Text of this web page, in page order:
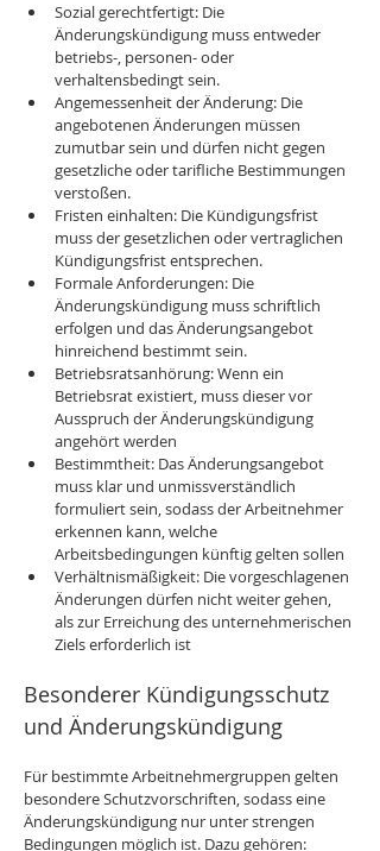
Sozial gerechtfertigt: Die
Änderungskündigung muss entweder
betriebs-, personen- oder
verhaltensbedingt sein.
Angemessenheit der Änderung: Die
angebotenen Änderungen müssen
zumutbar sein und dürfen nicht gegen
gesetzliche oder tarifliche Bestimmungen
verstoßen.
Fristen einhalten: Die Kündigungsfrist
muss der gesetzlichen oder vertraglichen
Kündigungsfrist entsprechen.
Formale Anforderungen: Die
Änderungskündigung muss schriftlich
erfolgen und das Änderungsangebot
hinreichend bestimmt sein.
Betriebsratsanhörung: Wenn ein
Betriebsrat existiert, muss dieser vor
Ausspruch der Änderungskündigung
angehört werden
Bestimmtheit: Das Änderungsangebot
muss klar und unmissverständlich
formuliert sein, sodass der Arbeitnehmer
erkennen kann, welche
Arbeitsbedingungen künftig gelten sollen
Verhältnismäßigkeit: Die vorgeschlagenen
Änderungen dürfen nicht weiter gehen,
als zur Erreichung des unternehmerischen
Ziels erforderlich ist
Besonderer Kündigungsschutz
und Änderungskündigung
Für bestimmte Arbeitnehmergruppen gelten
besondere Schutzvorschriften, sodass eine
Änderungskündigung nur unter strengen
Bedingungen möglich ist. Dazu gehören: